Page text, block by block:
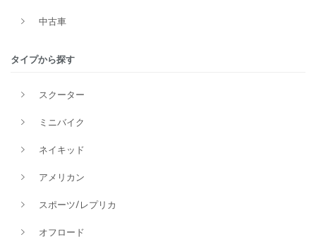
中古車
タイプから探す
スクーター
ミニバイク
ネイキッド
アメリカン
スポーツ/レプリカ
オフロード
価格